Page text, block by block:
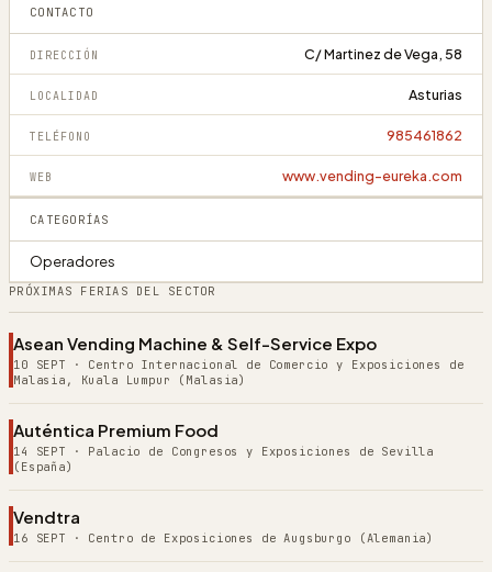
CONTACTO
DIRECCIÓN C/ Martinez de Vega, 58
LOCALIDAD Asturias
TELÉFONO 985461862
WEB www.vending-eureka.com
CATEGORÍAS
Operadores
PRÓXIMAS FERIAS DEL SECTOR
Asean Vending Machine & Self-Service Expo
10 SEPT · Centro Internacional de Comercio y Exposiciones de
Malasia, Kuala Lumpur (Malasia)
Auténtica Premium Food
14 SEPT · Palacio de Congresos y Exposiciones de Sevilla
(España)
Vendtra
16 SEPT · Centro de Exposiciones de Augsburgo (Alemania)